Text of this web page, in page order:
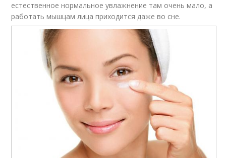
естественное нормальное увлажнение там очень мало, а
работать мышцам лица приходится даже во сне.